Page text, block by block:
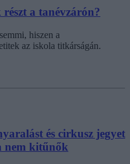
a tanévzárón?
hiszen a
az iskola titkárságán.
és cirkusz jegyet
nem kitűnők